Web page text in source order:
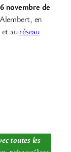
novembre de
en
auréseau
toutes les